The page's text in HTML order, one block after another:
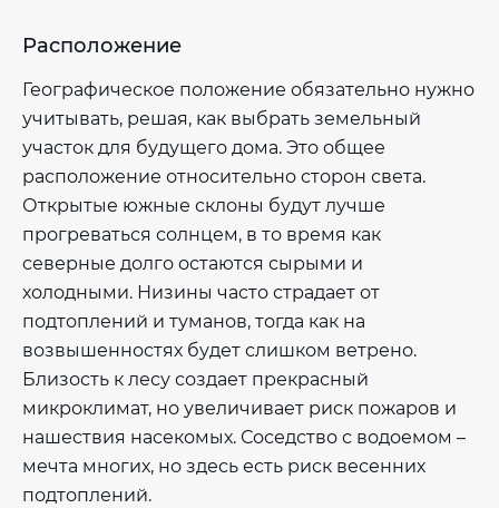
Расположение
Географическое положение обязательно нужно
учитывать, решая, как выбрать земельный
участок для будущего дома. Это общее
расположение относительно сторон света.
Открытые южные склоны будут лучше
прогреваться солнцем, в то время как
северные долго остаются сырыми и
холодными. Низины часто страдает от
подтоплений и туманов, тогда как на
возвышенностях будет слишком ветрено.
Близость к лесу создает прекрасный
микроклимат, но увеличивает риск пожаров и
нашествия насекомых. Соседство с водоемом –
мечта многих, но здесь есть риск весенних
подтоплений.